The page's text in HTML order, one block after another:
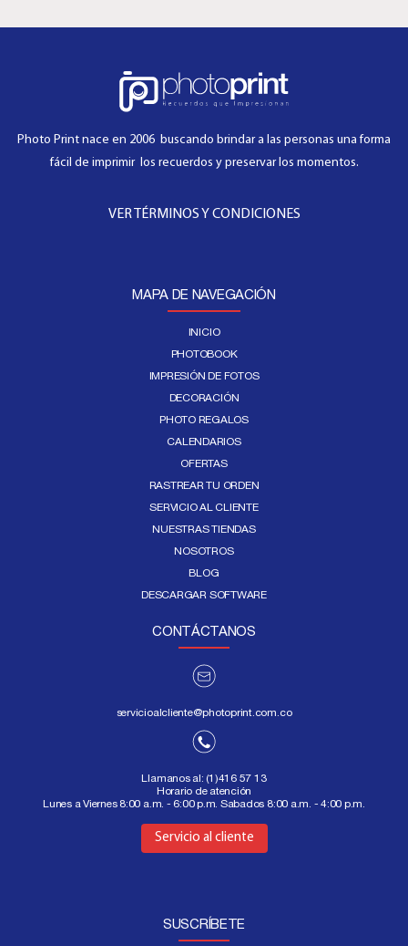
Photo Print nace en 2006 buscando brindar a las personas una forma
fácil de imprimir los recuerdos y preservar los momentos.
VER TÉRMINOS Y CONDICIONES
MAPA DE NAVEGACIÓN
INICIO
PHOTOBOOK
IMPRESIÓN DE FOTOS
DECORACIÓN
PHOTO REGALOS
CALENDARIOS
OFERTAS
RASTREAR TU ORDEN
SERVICIO AL CLIENTE
NUESTRAS TIENDAS
NOSOTROS
BLOG
DESCARGAR SOFTWARE
CONTÁCTANOS
servicioalcliente@photoprint.com.co
Llamanos al: (1)416 57 13
Horario de atención
Lunes a Viernes 8:00 a.m. - 6:00 p.m. Sabados 8:00 a.m. - 4:00 p.m.
Servicio al cliente
Aquí
SUSCRÍBETE